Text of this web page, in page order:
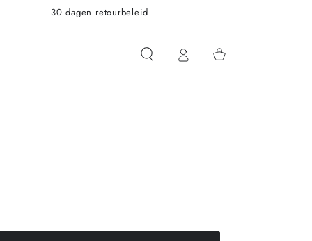
30 dagen retourbeleid
Winkelwagen